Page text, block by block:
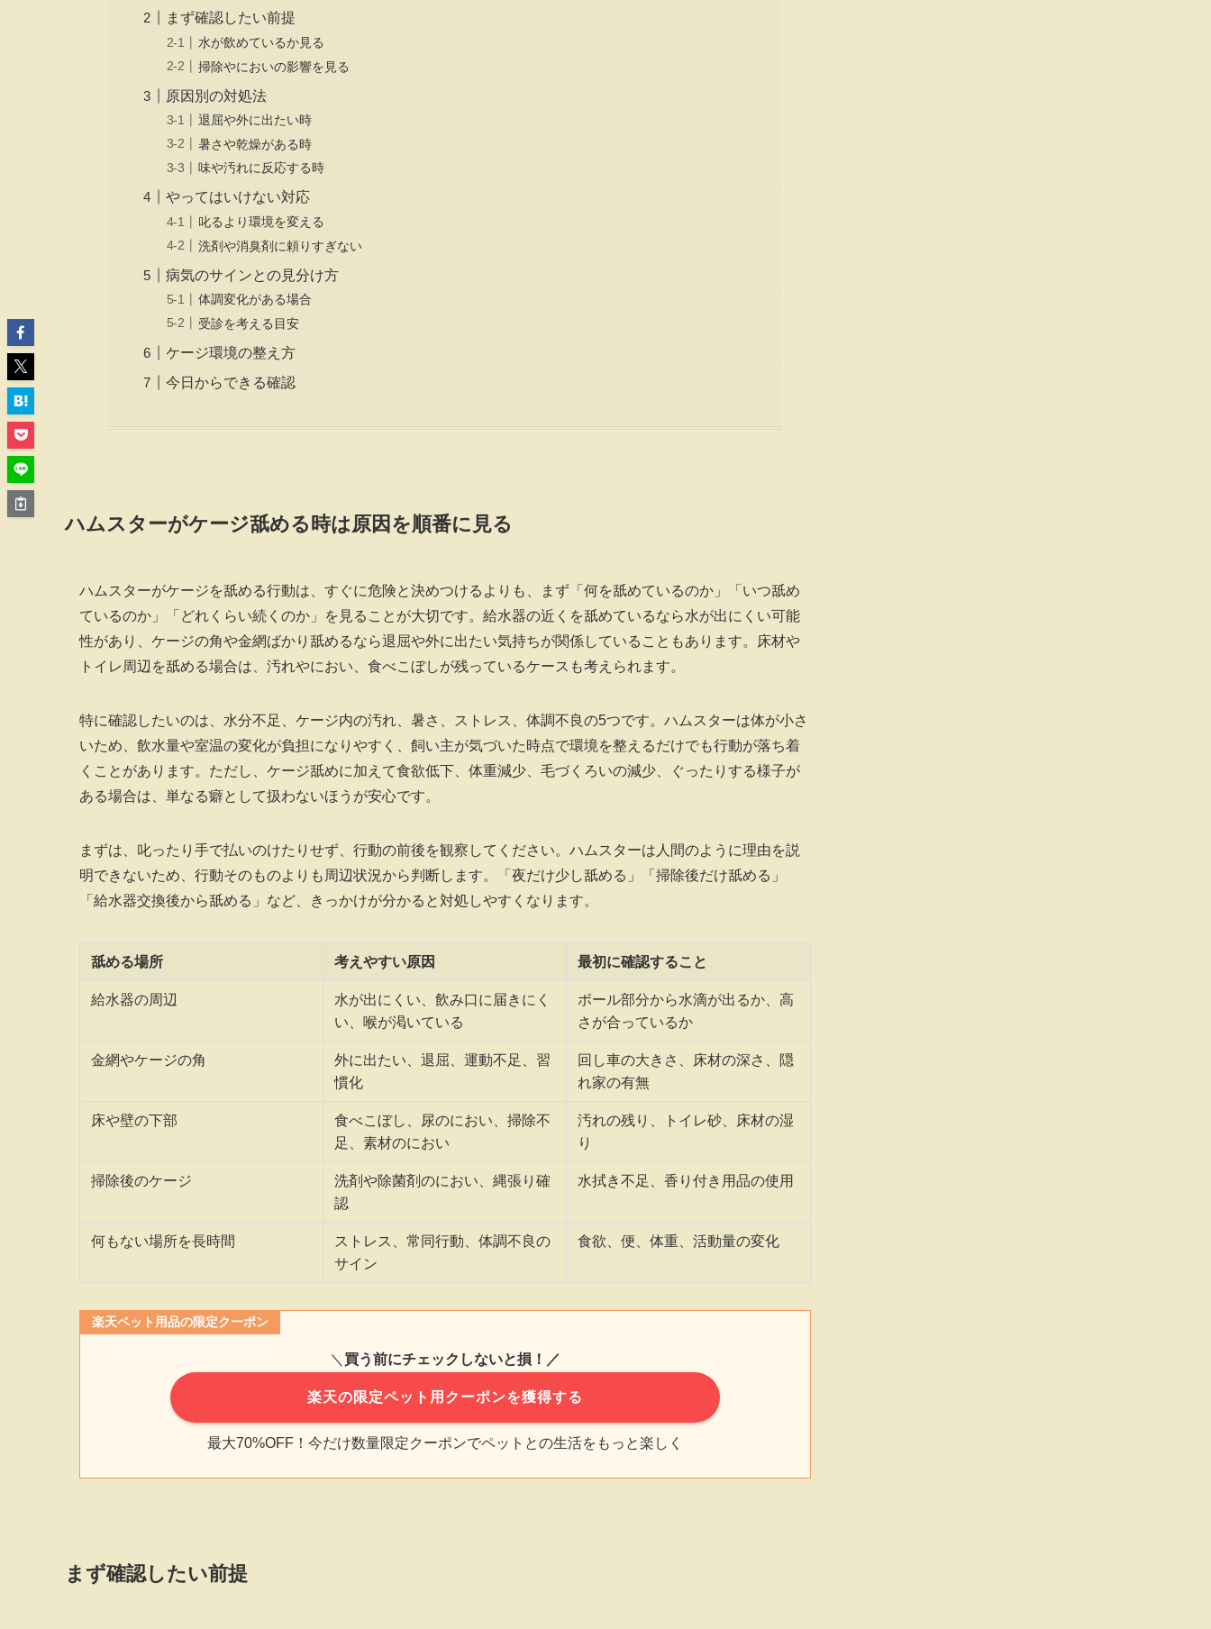
まず確認したい前提
水が飲めているか見る
掃除やにおいの影響を見る
原因別の対処法
退屈や外に出たい時
暑さや乾燥がある時
味や汚れに反応する時
やってはいけない対応
叱るより環境を変える
洗剤や消臭剤に頼りすぎない
病気のサインとの見分け方
体調変化がある場合
受診を考える目安
ケージ環境の整え方
今日からできる確認
ハムスターがケージ舐める時は原因を順番に見る
ハムスターがケージを舐める行動は、すぐに危険と決めつけるよりも、まず「何を舐めているのか」「いつ舐め
ているのか」「どれくらい続くのか」を見ることが大切です。給水器の近くを舐めているなら水が出にくい可能
性があり、ケージの角や金網ばかり舐めるなら退屈や外に出たい気持ちが関係していることもあります。床材や
トイレ周辺を舐める場合は、汚れやにおい、食べこぼしが残っているケースも考えられます。
特に確認したいのは、水分不足、ケージ内の汚れ、暑さ、ストレス、体調不良の5つです。ハムスターは体が小さ
いため、飲水量や室温の変化が負担になりやすく、飼い主が気づいた時点で環境を整えるだけでも行動が落ち着
くことがあります。ただし、ケージ舐めに加えて食欲低下、体重減少、毛づくろいの減少、ぐったりする様子が
ある場合は、単なる癖として扱わないほうが安心です。
まずは、叱ったり手で払いのけたりせず、行動の前後を観察してください。ハムスターは人間のように理由を説
明できないため、行動そのものよりも周辺状況から判断します。「夜だけ少し舐める」「掃除後だけ舐める」
「給水器交換後から舐める」など、きっかけが分かると対処しやすくなります。
舐める場所 考えやすい原因 最初に確認すること
給水器の周辺
水が出にくい、飲み口に届きにく
い、喉が渇いている
ボール部分から水滴が出るか、高
さが合っているか
金網やケージの角
外に出たい、退屈、運動不足、習
慣化
回し車の大きさ、床材の深さ、隠
れ家の有無
床や壁の下部
食べこぼし、尿のにおい、掃除不
足、素材のにおい
汚れの残り、トイレ砂、床材の湿
り
掃除後のケージ
洗剤や除菌剤のにおい、縄張り確
認
水拭き不足、香り付き用品の使用
何もない場所を長時間
ストレス、常同行動、体調不良の
サイン
食欲、便、体重、活動量の変化
楽天ペット用品の限定クーポン
＼ 買う前にチェックしないと損！／
楽天の限定ペット用クーポンを獲得する
最大70%OFF！今だけ数量限定クーポンでペットとの生活をもっと楽しく
まず確認したい前提